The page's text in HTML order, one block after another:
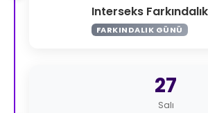
Interseks
FARKINDALIK GÜNÜ
27
Salı